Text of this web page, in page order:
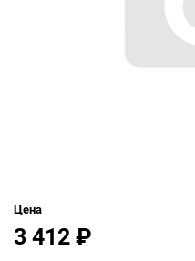
Цена
3 412₽